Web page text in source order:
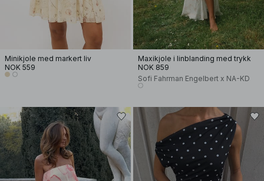
Minikjole med markert liv
NOK 559
Maxikjole i linblanding med trykk
NOK 859
Sofi Fahrman Engelbert x NA-KD